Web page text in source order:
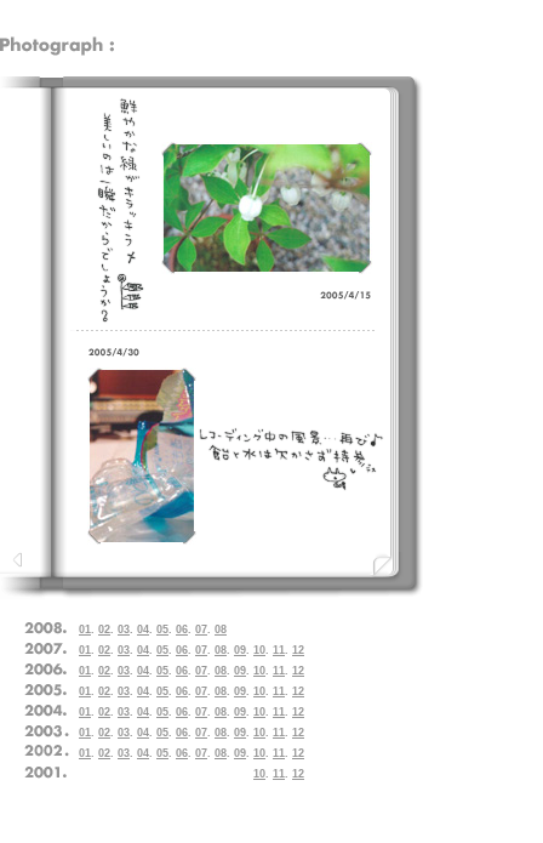
01. 02. 03. 04. 05. 06. 07. 08
01. 02. 03. 04. 05. 06. 07. 08. 09. 10. 11. 12
01. 02. 03. 04. 05. 06. 07. 08. 09. 10. 11. 12
01. 02. 03. 04. 05. 06. 07. 08. 09. 10. 11. 12
01. 02. 03. 04. 05. 06. 07. 08. 09. 10. 11. 12
01. 02. 03. 04. 05. 06. 07. 08. 09. 10. 11. 12
01. 02. 03. 04. 05. 06. 07. 08. 09. 10. 11. 12
10. 11. 12